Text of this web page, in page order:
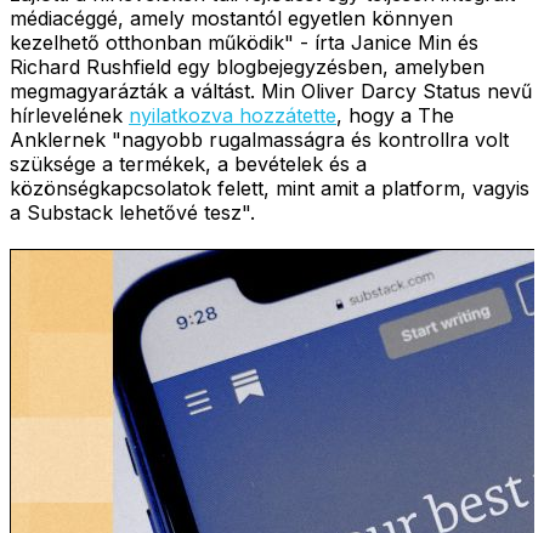
médiacéggé, amely mostantól egyetlen könnyen
kezelhető otthonban működik" - írta Janice Min és
Richard Rushfield egy blogbejegyzésben, amelyben
megmagyarázták a váltást. Min Oliver Darcy Status nevű
hírlevelének nyilatkozva hozzátette, hogy a The
Anklernek "nagyobb rugalmasságra és kontrollra volt
szüksége a termékek, a bevételek és a
közönségkapcsolatok felett, mint amit a platform, vagyis
a Substack lehetővé tesz".